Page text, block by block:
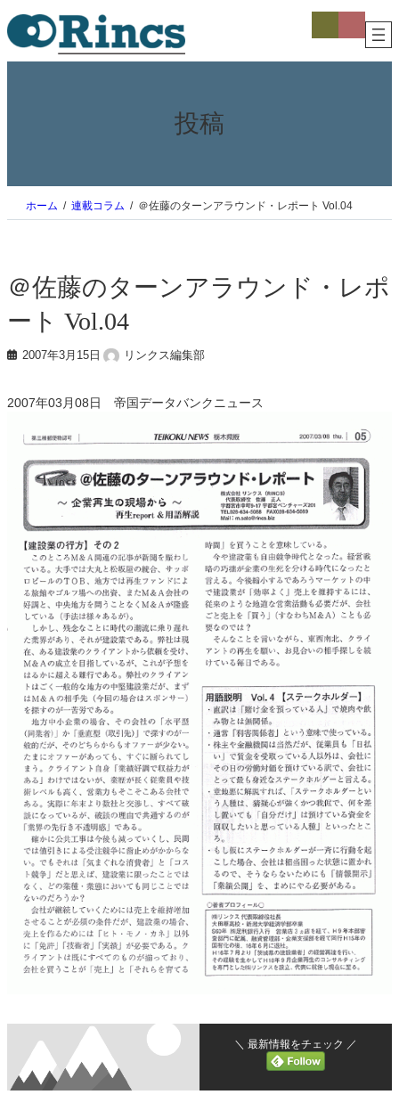
内
容
を
ス
コ
コ
投稿
ホーム 連載コラム ＠佐藤のターンアラウンド・レポート Vol.04
＠佐藤のターンアラウンド・レポ
ート Vol.04
2007年3月15日 リンクス編集部
2007年03月08日 帝国データバンクニュース
＼ 最新情報をチェック ／